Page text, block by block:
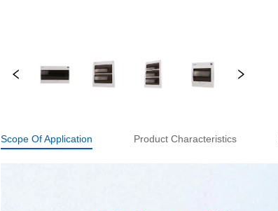
Scope Of Application Product Characteristics